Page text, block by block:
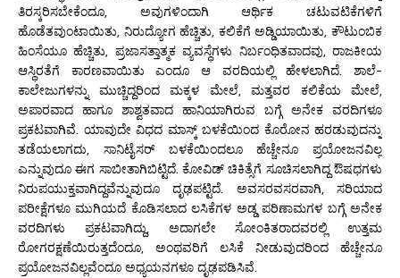
ತಿರಸ್ಕರಿಸಬೇಕೆಂದೂ, ಅವುಗಳಿಂದಾಗಿ ಆರ್ಥಿಕ ಚಟುವಟಿಕೆಗಳಿಗೆ
ಹೊಡೆತವುಂಟಾಯಿತು, ನಿರುದ್ಯೋಗ ಹೆಚ್ಚಿತು, ಕಲಿಕೆಗೆ ಅಡ್ಡಿಯಾಯಿತು, ಕೌಟುಂಬಿಕ
ಹಿಂಸೆಯೂ ಹೆಚ್ಚಿತು, ಪ್ರಜಾಸತ್ತಾತ್ಮಕ ವ್ಯವಸ್ಥೆಗಳು ನಿರ್ಬಂಧಿತವಾದವು, ರಾಜಕೀಯ
ಆಸ್ಥಿರತೆಗೆ ಕಾರಣವಾಯಿತು ಎಂದೂ ಆ ವರದಿಯಲ್ಲಿ ಹೇಳಲಾಗಿದೆ. ಶಾಲೆ-
ಕಾಲೇಜುಗಳನ್ನು ಮುಚ್ಚಿದ್ದರಿಂದ ಮಕ್ಕಳ ಮೇಲೆ, ಮತ್ತವರ ಕಲಿಕೆಯ ಮೇಲೆ,
ಅಪಾರವಾದ ಹಾಗೂ ಶಾಶ್ವತವಾದ ಹಾನಿಯಾಗಿರುವ ಬಗ್ಗೆ ಅನೇಕ ವರದಿಗಳೂ
ಪ್ರಕಟವಾಗಿವೆ. ಯಾವುದೇ ವಿಧದ ಮಾಸ್ಕ್ ಬಳಕೆಯಿಂದ ಕೊರೋನ ಹರಡುವುದನ್ನು
ತಡೆಯಲಾಗದು, ಸಾನಿಟೈಸರ್ ಬಳಕೆಯಿಂದಲೂ ಹೆಚ್ಚೇನೂ ಪ್ರಯೋಜನವಿಲ್ಲ
ಎನ್ನುವುದೂ ಈಗ ಸಾಬೀತಾಗಿಬಿಟ್ಟಿದೆ. ಕೋವಿಡ್ ಚಿಕಿತ್ಸೆಗೆ ಸೂಚಿಸಲಾಗಿದ್ದ ಔಷಧಗಳು
ನಿರುಪಯುಕ್ತವಾಗಿದ್ದವೆನ್ನುವುದೂ ದೃಢಪಟ್ಟಿದೆ. ಅವಸರವಸರವಾಗಿ, ಸರಿಯಾದ
ಪರೀಕ್ಷೆಗಳೂ ಮುಗಿಯದೆ ಕೊಡಿಸಲಾದ ಲಸಿಕೆಗಳ ಅಡ್ಡ ಪರಿಣಾಮಗಳ ಬಗ್ಗೆ ಅನೇಕ
ವರದಿಗಳು ಪ್ರಕಟವಾಗಿದ್ದು, ಅದಾಗಲೇ ಸೋಂಕಿತರಾದವರಲ್ಲಿ ಉತ್ತಮ
ರೋಗರಕ್ಷಣೆಯಿರುತ್ತದೆಂದೂ, ಅಂಥವರಿಗೆ ಲಸಿಕೆ ನೀಡುವುದರಿಂದ ಹೆಚ್ಚೇನೂ
ಪ್ರಯೋಜನವಿಲ್ಲವೆಂದೂ ಅಧ್ಯಯನಗಳೂ ದೃಢಪಡಿಸಿವೆ.